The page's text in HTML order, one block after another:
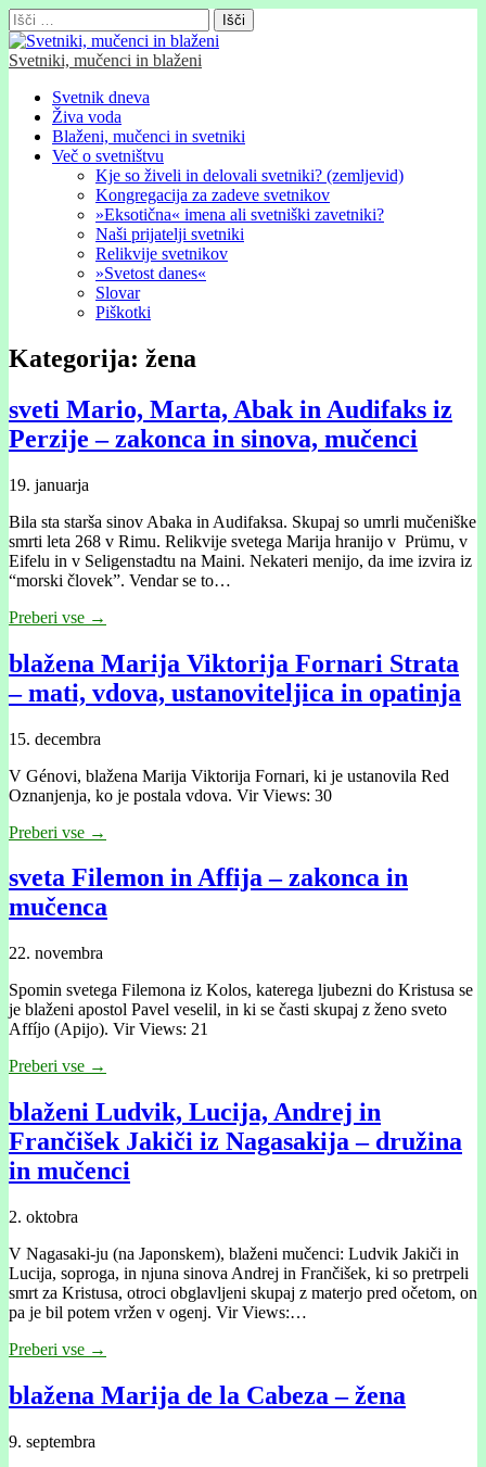
Išči:
Svetniki, mučenci in blaženi
Glavni
meni
Skip
content
Svetnik dneva
Živa voda
Blaženi, mučenci in svetniki
Več o svetništvu
Kje so živeli in delovali svetniki? (zemljevid)
Kongregacija za zadeve svetnikov
»Eksotična« imena ali svetniški zavetniki?
Naši prijatelji svetniki
Relikvije svetnikov
»Svetost danes«
Slovar
Piškotki
Kategorija: žena
sveti Mario, Marta, Abak in Audifaks iz
Perzije – zakonca in sinova, mučenci
19. januarja
Bila sta starša sinov Abaka in Audifaksa. Skupaj so umrli mučeniške
smrti leta 268 v Rimu. Relikvije svetega Marija hranijo v Prümu, v
Eifelu in v Seligenstadtu na Maini. Nekateri menijo, da ime izvira iz
“morski človek”. Vendar se to…
Preberi vse →
blažena Marija Viktorija Fornari Strata
– mati, vdova, ustanoviteljica in opatinja
15. decembra
V Génovi, blažena Marija Viktorija Fornari, ki je ustanovila Red
Oznanjenja, ko je postala vdova. Vir Views: 30
Preberi vse →
sveta Filemon in Affija – zakonca in
mučenca
22. novembra
Spomin svetega Filemona iz Kolos, katerega ljubezni do Kristusa se
je blaženi apostol Pavel veselil, in ki se časti skupaj z ženo sveto
Affíjo (Apijo). Vir Views: 21
Preberi vse →
blaženi Ludvik, Lucija, Andrej in
Frančišek Jakiči iz Nagasakija – družina
in mučenci
2. oktobra
V Nagasaki-ju (na Japonskem), blaženi mučenci: Ludvik Jakiči in
Lucija, soproga, in njuna sinova Andrej in Frančišek, ki so pretrpeli
smrt za Kristusa, otroci obglavljeni skupaj z materjo pred očetom, on
pa je bil potem vržen v ogenj. Vir Views:…
Preberi vse →
blažena Marija de la Cabeza – žena
9. septembra